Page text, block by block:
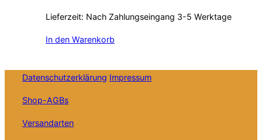
Lieferzeit: Nach Zahlungseingang 3-5 Werktage
In den Warenkorb
Datenschutzerklärung Impressum
Shop-AGBs
Versandarten